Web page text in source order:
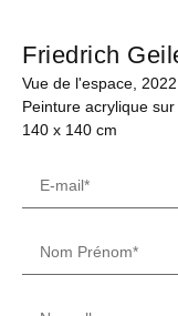
Friedrich
Vue de l'espace, 2022
Peinture acrylique
140 x 140 cm